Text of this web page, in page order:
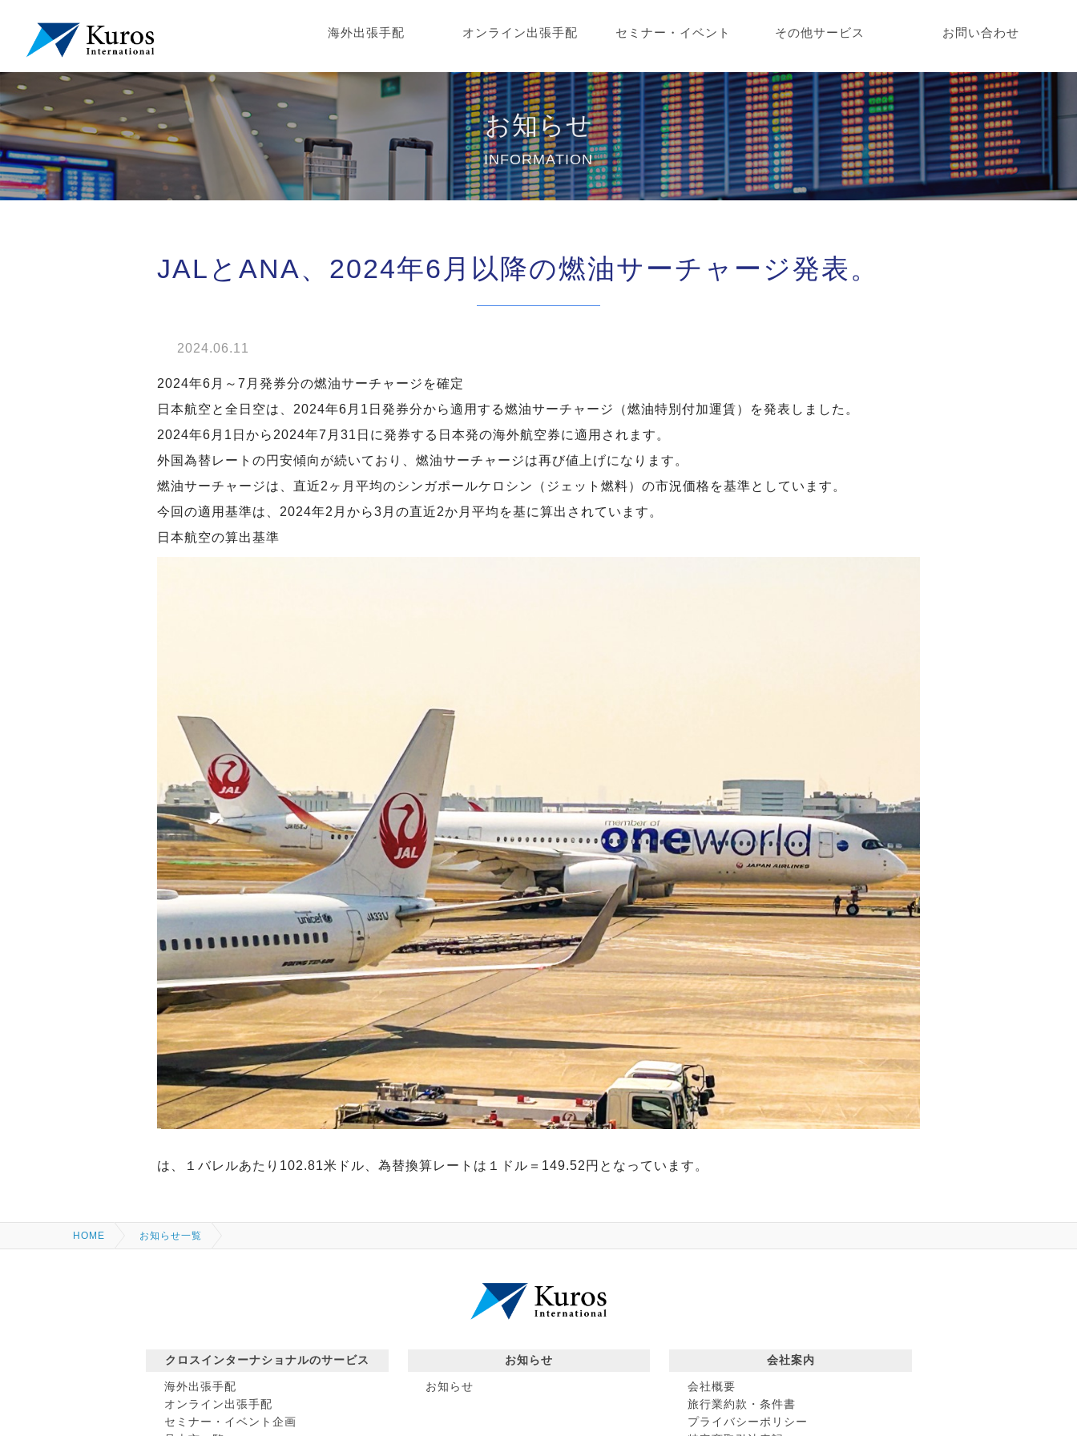
海外出張手配 オンライン出張手配 セミナー・イベント その他サービス お問い合わせ
お知らせ
INFORMATION
JALとANA、2024年6月以降の燃油サーチャージ発表。
2024.06.11
2024年6月～7月発券分の燃油サーチャージを確定
日本航空と全日空は、2024年6月1日発券分から適用する燃油サーチャージ（燃油特別付加運賃）を発表しました。
2024年6月1日から2024年7月31日に発券する日本発の海外航空券に適用されます。
外国為替レートの円安傾向が続いており、燃油サーチャージは再び値上げになります。
燃油サーチャージは、直近2ヶ月平均のシンガポールケロシン（ジェット燃料）の市況価格を基準としています。
今回の適用基準は、2024年2月から3月の直近2か月平均を基に算出されています。
日本航空の算出基準
は、１バレルあたり102.81米ドル、為替換算レートは１ドル＝149.52円となっています。
HOME お知らせ一覧
クロスインターナショナルのサービス
海外出張手配
オンライン出張手配
セミナー・イベント企画
お知らせ
お知らせ
会社案内
会社概要
旅行業約款・条件書
プライバシーポリシー